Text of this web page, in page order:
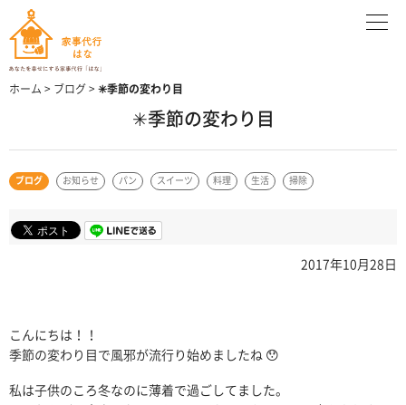
ホーム > ブログ> ✳︎季節の変わり目
✳︎季節の変わり目
ブログ お知らせ パン スイーツ 料理 生活 掃除
2017年10月28日
こんにちは！！
季節の変わり目で風邪が流行り始めましたね 😯
私は子供のころ冬なのに薄着で過ごしてました。